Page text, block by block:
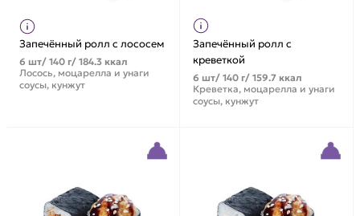
Запечённый ролл с лососем
6 шт/ 140 г/ 184.3 ккал
Лосось, моцарелла и унаги
соусы, кунжут
Запечённый ролл с
креветкой
6 шт/ 140 г/ 159.7 ккал
Креветка, моцарелла и унаги
соусы, кунжут